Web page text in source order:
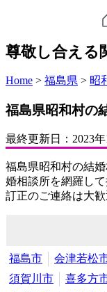
尊敬し合える
Home > 福島県 > 昭
福島県昭和村の
最終更新日： 2023
福島県昭和村の結
婚相談所を網羅し
訂正のご連絡は大歓
福島市 会津若松
須賀川市
喜多方